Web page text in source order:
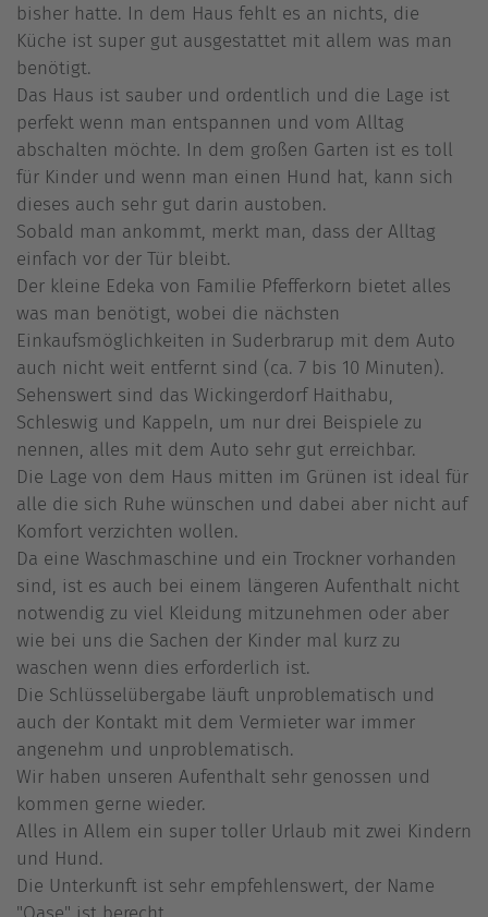
bisher hatte. In dem Haus fehlt es an nichts, die
Küche ist super gut ausgestattet mit allem was man
benötigt.
Das Haus ist sauber und ordentlich und die Lage ist
perfekt wenn man entspannen und vom Alltag
abschalten möchte. In dem großen Garten ist es toll
für Kinder und wenn man einen Hund hat, kann sich
dieses auch sehr gut darin austoben.
Sobald man ankommt, merkt man, dass der Alltag
einfach vor der Tür bleibt.
Der kleine Edeka von Familie Pfefferkorn bietet alles
was man benötigt, wobei die nächsten
Einkaufsmöglichkeiten in Suderbrarup mit dem Auto
auch nicht weit entfernt sind (ca. 7 bis 10 Minuten).
Sehenswert sind das Wickingerdorf Haithabu,
Schleswig und Kappeln, um nur drei Beispiele zu
nennen, alles mit dem Auto sehr gut erreichbar.
Die Lage von dem Haus mitten im Grünen ist ideal für
alle die sich Ruhe wünschen und dabei aber nicht auf
Komfort verzichten wollen.
Da eine Waschmaschine und ein Trockner vorhanden
sind, ist es auch bei einem längeren Aufenthalt nicht
notwendig zu viel Kleidung mitzunehmen oder aber
wie bei uns die Sachen der Kinder mal kurz zu
waschen wenn dies erforderlich ist.
Die Schlüsselübergabe läuft unproblematisch und
auch der Kontakt mit dem Vermieter war immer
angenehm und unproblematisch.
Wir haben unseren Aufenthalt sehr genossen und
kommen gerne wieder.
Alles in Allem ein super toller Urlaub mit zwei Kindern
und Hund.
Die Unterkunft ist sehr empfehlenswert, der Name